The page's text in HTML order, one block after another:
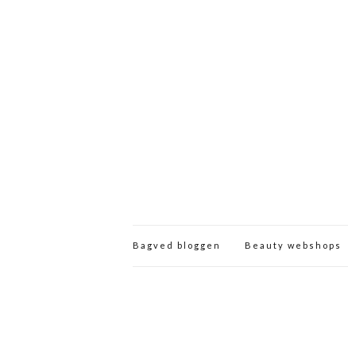
Bagved bloggen Beauty webshops